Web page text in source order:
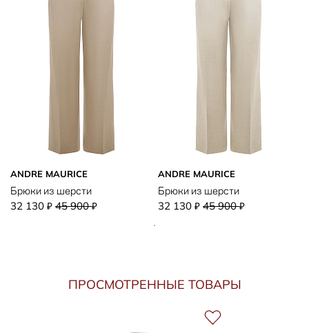
ANDRE MAURICE
Брюки из шерсти
32 130 ₽ 45 900₽
ANDRE MAURICE
Брюки из шерсти
32 130 ₽ 45 900₽
ПРОСМОТРЕННЫЕ ТОВАРЫ